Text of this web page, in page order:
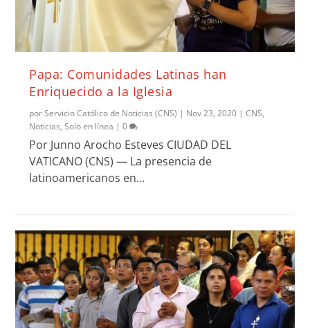
Papa: Comunidades Latinas han
Enriquecido a la Iglesia
porServicio Católico de Noticias (CNS) | Nov 23, 2020 |CNS,
Noticias,Solo en línea |0
Por Junno Arocho Esteves CIUDAD DEL
VATICANO (CNS) — La presencia de
latinoamericanos en...